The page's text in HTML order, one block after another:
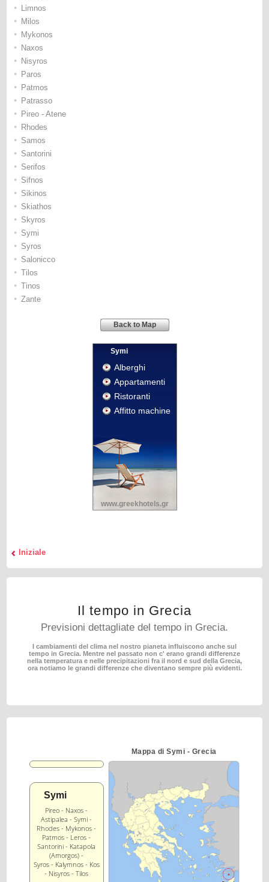
• Limnos
• Milos
• Mykonos
• Naxos
• Nisyros
• Paros
• Patmos
• Patrasso
• Pireo - Atene
• Rhodes
• Samos
• Santorini
• Serifos
• Sifnos
• Sikinos
• Skiathos
• Skyros
• Symi
• Syros
• Salonicco
• Tilos
• Tinos
• Zante
Back to Map
Symi
Alberghi
Appartamenti
Ristoranti
Affitto machine
www.greekhotels.gr
Iniziale
Il tempo in Grecia
Previsioni dettagliate del tempo in Grecia.
I cambiamenti del clima nel nostro pianeta influiscono anche sul
tempo in Grecia. Mentre nel passato non c' erano grandi differenze
nella temperatura e nelle precipitazioni fra il nord e sud della Grecia,
ora notiamo le grandi differenze che diventano sempre più evidenti.
Symi
Pireo - Naxos -
Astipalea - Symi -
Rhodes - Mykonos -
Patmos - Leros -
Santorini - Katapola
(Amorgos) -
Syros - Kalymnos - Kos
- Nisyros - Tilos
Mappa di Symi - Grecia